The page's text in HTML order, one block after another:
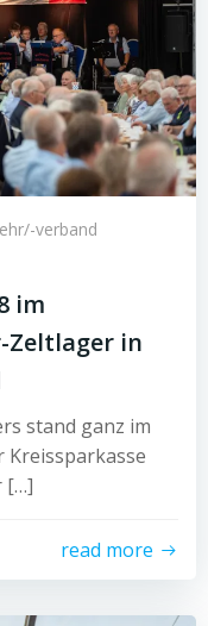
verband
im
Zeltlager in
stand ganz im
Kreissparkasse
[…]
read more